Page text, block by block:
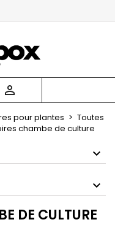

pour plantes
Toutes
chambe de culture
DE CULTURE
×
×
((modalDeleteText))
×
une liste d'envies
×
des produits
Connexion